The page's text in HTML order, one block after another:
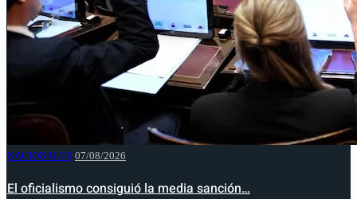
NACIONALES 07/08/2026
El oficialismo consiguió la media sanción…